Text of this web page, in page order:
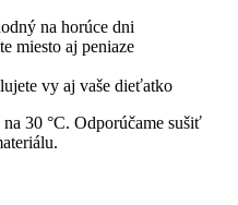
na horúce dni
miesto aj peniaze
vy aj vaše dieťatko
30 °C. Odporúčame sušiť